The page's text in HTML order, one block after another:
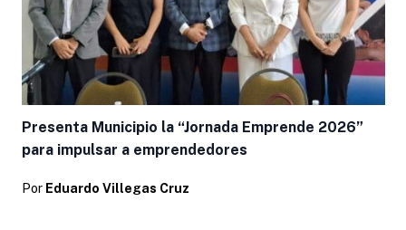
Presenta Municipio la “Jornada Emprende 2026”
para impulsar a emprendedores
Por Eduardo Villegas Cruz